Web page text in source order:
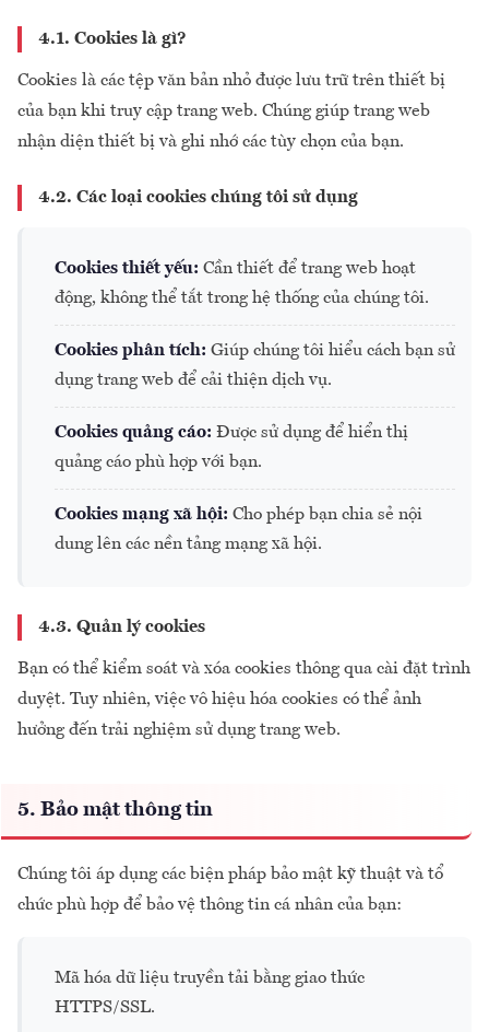
4.1. Cookies là gì?
Cookies là các tệp văn bản nhỏ được lưu trữ trên thiết bị
của bạn khi truy cập trang web. Chúng giúp trang web
nhận diện thiết bị và ghi nhớ các tùy chọn của bạn.
4.2. Các loại cookies chúng tôi sử dụng
Cookies thiết yếu: Cần thiết để trang web hoạt
động, không thể tắt trong hệ thống của chúng tôi.
Cookies phân tích: Giúp chúng tôi hiểu cách bạn sử
dụng trang web để cải thiện dịch vụ.
Cookies quảng cáo: Được sử dụng để hiển thị
quảng cáo phù hợp với bạn.
Cookies mạng xã hội: Cho phép bạn chia sẻ nội
dung lên các nền tảng mạng xã hội.
4.3. Quản lý cookies
Bạn có thể kiểm soát và xóa cookies thông qua cài đặt trình
duyệt. Tuy nhiên, việc vô hiệu hóa cookies có thể ảnh
hưởng đến trải nghiệm sử dụng trang web.
5. Bảo mật thông tin
Chúng tôi áp dụng các biện pháp bảo mật kỹ thuật và tổ
chức phù hợp để bảo vệ thông tin cá nhân của bạn:
Mã hóa dữ liệu truyền tải bằng giao thức
HTTPS/SSL.